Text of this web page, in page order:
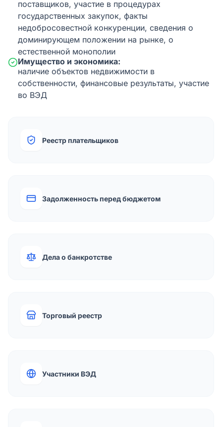
поставщиков, участие в процедурах
государственных закупок, факты
недобросовестной конкуренции, сведения о
доминирующем положении на рынке, о
естественной монополии
Имущество и экономика:
наличие объектов недвижимости в
собственности, финансовые результаты, участие
во ВЭД
Реестр плательщиков
Задолженность перед бюджетом
Дела о банкротстве
Торговый реестр
Участники ВЭД